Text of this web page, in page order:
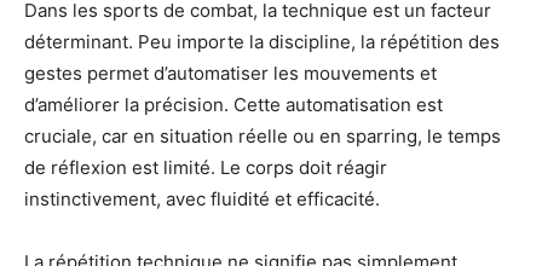
Dans les sports de combat, la technique est un facteur
déterminant. Peu importe la discipline, la répétition des
gestes permet d’automatiser les mouvements et
d’améliorer la précision. Cette automatisation est
cruciale, car en situation réelle ou en sparring, le temps
de réflexion est limité. Le corps doit réagir
instinctivement, avec fluidité et efficacité.